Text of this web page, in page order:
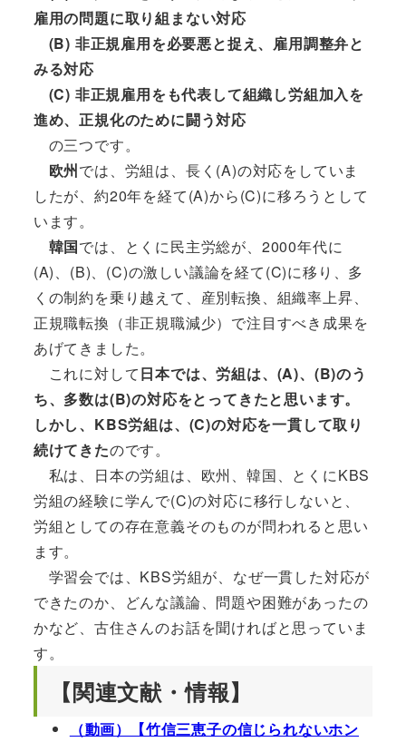
雇用の問題に取り組まない対応
(B) 非正規雇用を必要悪と捉え、雇用調整弁と
みる対応
(C) 非正規雇用をも代表して組織し労組加入を
進め、正規化のために闘う対応
の三つです。
欧州では、労組は、長く(A)の対応をしていま
したが、約20年を経て(A)から(C)に移ろうとして
います。
韓国では、とくに民主労総が、2000年代に
(A)、(B)、(C)の激しい議論を経て(C)に移り、多
くの制約を乗り越えて、産別転換、組織率上昇、
正規職転換（非正規職減少）で注目すべき成果を
あげてきました。
これに対して日本では、労組は、(A)、(B)のう
ち、多数は(B)の対応をとってきたと思います。
しかし、KBS労組は、(C)の対応を一貫して取り
続けてきたのです。
私は、日本の労組は、欧州、韓国、とくにKBS
労組の経験に学んで(C)の対応に移行しないと、
労組としての存在意義そのものが問われると思い
ます。
学習会では、KBS労組が、なぜ一貫した対応が
できたのか、どんな議論、問題や困難があったの
かなど、古住さんのお話を聞ければと思っていま
す。
【関連文献・情報】
（動画）【竹信三恵子の信じられないホン